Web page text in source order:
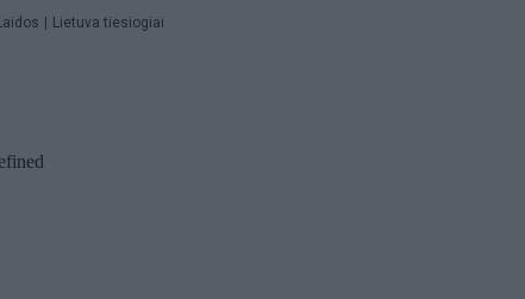
| Lietuva tiesiogiai